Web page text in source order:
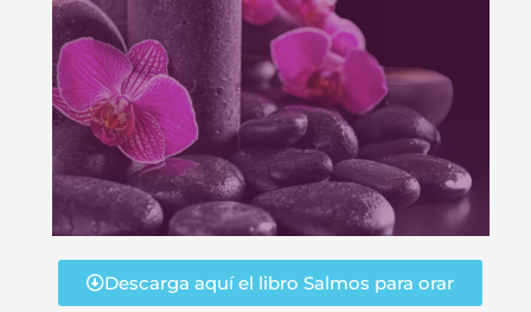
Descarga aquí el libro Salmos para orar